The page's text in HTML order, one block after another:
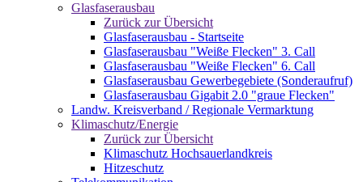
Glasfaserausbau
Zurück zur Übersicht
Glasfaserausbau - Startseite
Glasfaserausbau "Weiße Flecken" 3. Call
Glasfaserausbau "Weiße Flecken" 6. Call
Glasfaserausbau Gewerbegebiete (Sonderaufruf)
Glasfaserausbau Gigabit 2.0 "graue Flecken"
Landw. Kreisverband / Regionale Vermarktung
Klimaschutz/Energie
Zurück zur Übersicht
Klimaschutz Hochsauerlandkreis
Hitzeschutz